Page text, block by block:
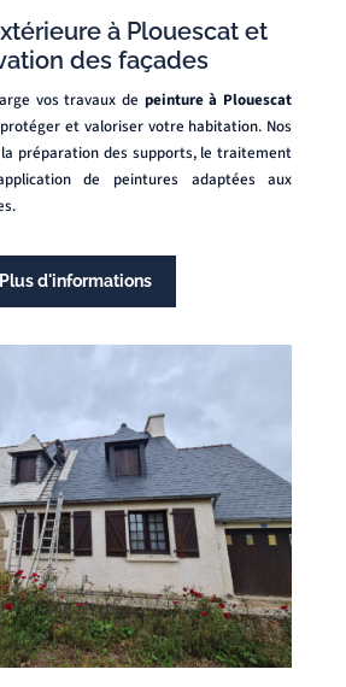
à Plouescat et
des façades
vos travaux de peinture à Plouescat
et valoriser votre habitation. Nos
préparation des supports, le traitement
de peintures adaptées aux
Plus d'informations